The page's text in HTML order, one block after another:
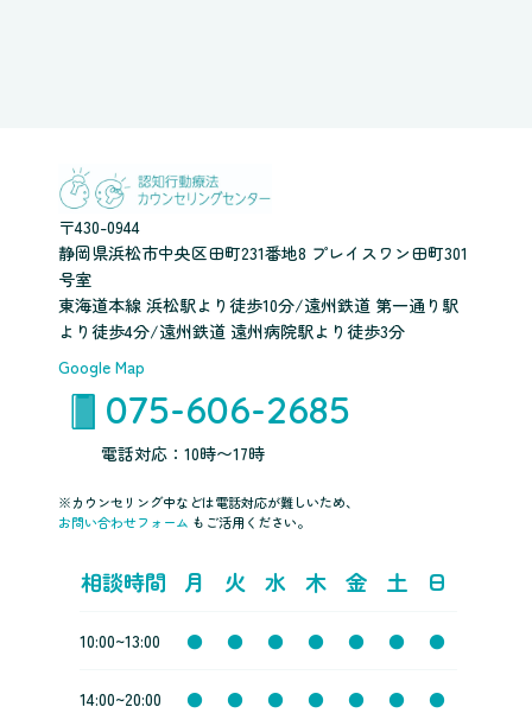
〒430-0944
静岡県浜松市中央区田町231番地8 プレイスワン田町301
号室
東海道本線 浜松駅より徒歩10分/遠州鉄道 第一通り駅
より徒歩4分/遠州鉄道 遠州病院駅より徒歩3分
Google Map
075-606-2685
電話対応：10時〜17時
※カウンセリング中などは電話対応が難しいため、
お問い合わせフォーム もご活用ください。
相談時間 月 火 水 木 金 土 日
10:00~13:00 ● ● ● ● ● ● ●
14:00~20:00 ● ● ● ● ● ● ●